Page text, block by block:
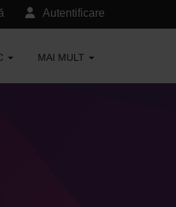
Autentificare
MAI MULT